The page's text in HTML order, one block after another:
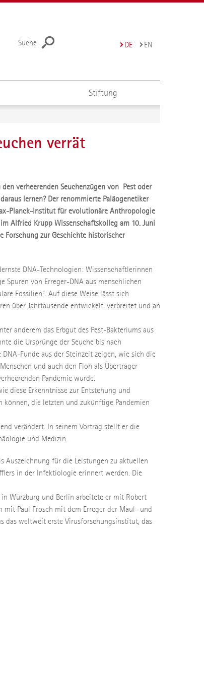
Suche DE EN
Stiftung
verrät
verheerenden Seuchenzügen von Pest oder
lernen? Der renommierte Paläogenetiker
Planck-Institut für evolutionäre Anthropologie
Alfried Krupp Wissenschaftskolleg am 10. Juni
Forschung zur Geschichte historischer
DNA-Technologien: Wissenschaftlerinnen
Spuren von Erreger-DNA aus menschlichen
Fossilien“. Auf diese Weise lässt sich
über Jahrtausende entwickelt, verbreitet und an
anderem das Erbgut des Pest-Bakteriums aus
die Ursprünge der Seuche bis nach
Funde aus der Steinzeit zeigen, wie sich die
und auch den Floh als Überträger
Pandemie wurde.
diese Erkenntnisse zur Entstehung und
die letzten und zukünftige Pandemien
verändert. In seinem Vortrag stellt er die
und Medizin.
Auszeichnung für die Leistungen zu aktuellen
in der Infektiologie erinnert werden. Die
Würzburg und Berlin arbeitete er mit Robert
mit Paul Frosch mit dem Erreger der Maul- und
das weltweit erste Virusforschungsinstitut, das